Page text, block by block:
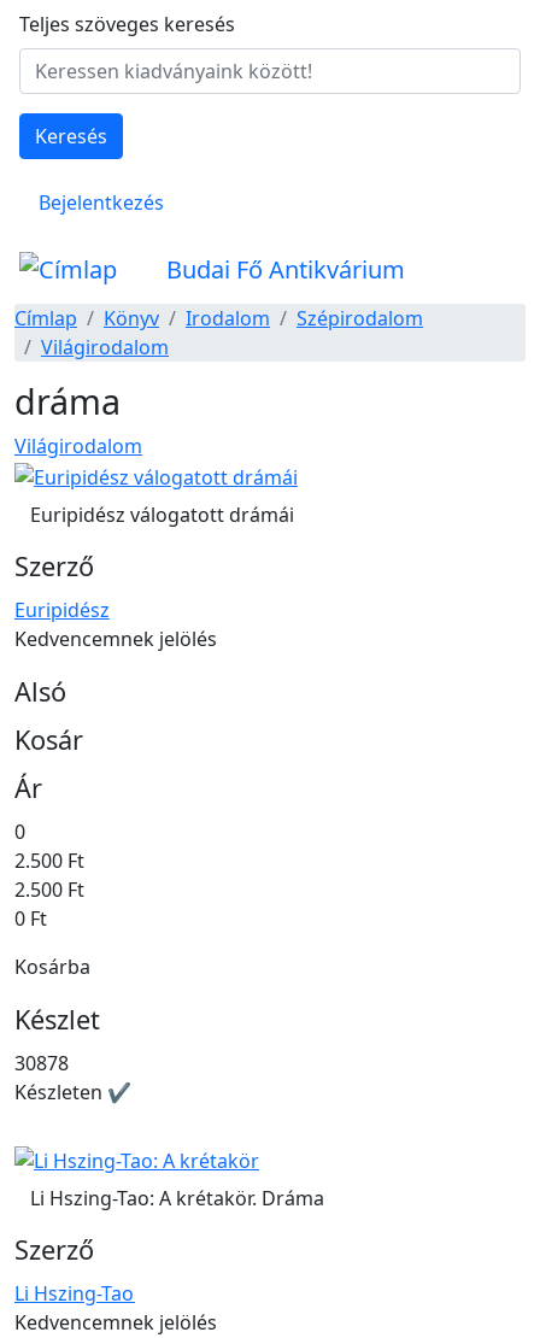
Ugrás a tartalomra
Teljes szöveges keresés
Keresés
Felhasználói fiók menüje
Bejelentkezés
Budai Fő Antikvárium
Címlap Könyv Irodalom
Szépirodalom
Világirodalom
dráma
Világirodalom
Euripidész válogatott drámái
Szerző
Euripidész
Kedvencemnek jelölés
Alsó
Kosár
Ár
0
2.500 Ft
2.500 Ft
0 Ft
Kosárba
Készlet
30878
Készleten ✔
Li Hszing-Tao: A krétakör. Dráma
Szerző
Li Hszing-Tao
Kedvencemnek jelölés